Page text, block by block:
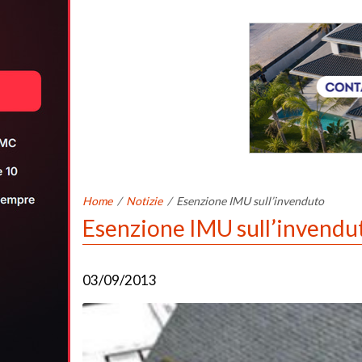
Home / Notizie / Esenzione IMU sull’invenduto
Esenzione IMU
03/09/2013